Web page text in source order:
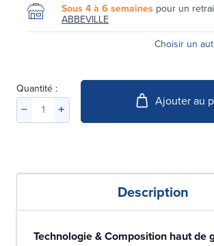
Sous 4 à 6 semaines pour un
ABBEVILLE
Choisir un
Quantité :
Ajouter au
Description
Technologie & Composition haut de